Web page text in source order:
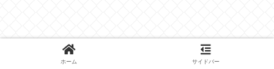
ホーム サイドバー